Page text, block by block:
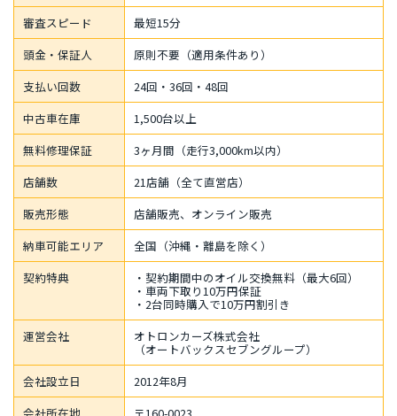
審査スピード
最短15分
頭金・保証人
原則不要（適用条件あり）
支払い回数
24回・36回・48回
中古車在庫
1,500台以上
無料修理保証
3ヶ月間（走行3,000km以内）
店舗数
21店舗（全て直営店）
販売形態
店舗販売、オンライン販売
納車可能エリア
全国（沖縄・離島を除く）
契約特典
・契約期間中のオイル交換無料（最大6回）
・車両下取り10万円保証
・2台同時購入で10万円割引き
運営会社
オトロンカーズ株式会社
（オートバックスセブングループ）
会社設立日
2012年8月